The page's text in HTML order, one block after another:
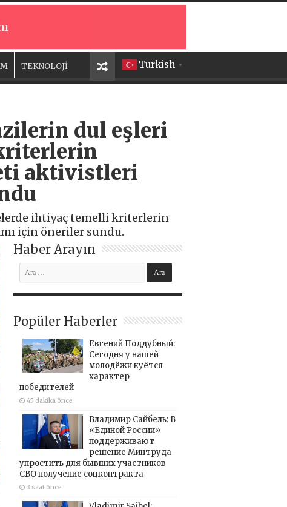
Turkish ▼
TEKNOLOJİ
dul eşleri
aktivistleri
ihtiyaç temelli kriterlerin
için öneriler sundu.
Haber Arayın
Popüler Haberler
Евгений Поддубный:
Сегодня у нашей
молодёжи куётся
характер
победителей
45 dakika önce
Владимир Сайбель: В
«Единой России»
поддерживают
решение Минтруда
упростить для бывших участников
СВО получение соцконтракта
3 saat önce